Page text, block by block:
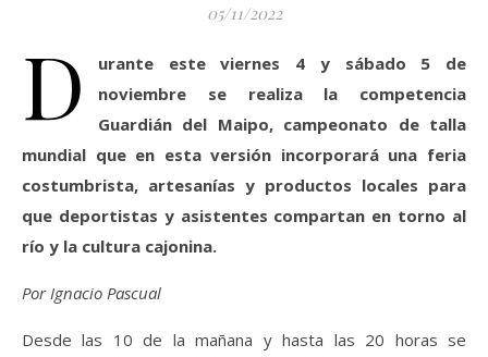
05/11/2022
D
urante este viernes 4 y sábado 5 de
noviembre se realiza la competencia
Guardián del Maipo, campeonato de talla
mundial que en esta versión incorporará una feria
costumbrista, artesanías y productos locales para
que deportistas y asistentes compartan en torno al
río y la cultura cajonina.
Por Ignacio Pascual
Desde las 10 de la mañana y hasta las 20 horas se